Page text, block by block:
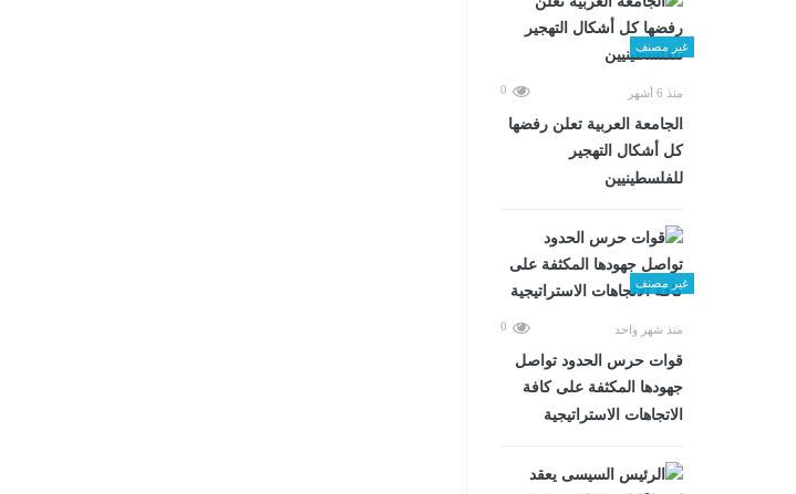
غير مصنف
منذ 6 أشهر 0
الجامعة العربية تعلن رفضها
كل أشكال التهجير
للفلسطينيين
غير مصنف
منذ شهر واحد 0
قوات حرس الحدود تواصل
جهودها المكثفة على كافة
الاتجاهات الاستراتيجية